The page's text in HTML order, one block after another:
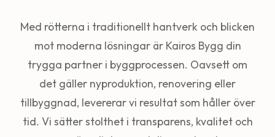
Med rötterna i traditionellt hantverk och blicken
mot moderna lösningar är Kairos Bygg din
trygga partner i byggprocessen. Oavsett om
det gäller nyproduktion, renovering eller
tillbyggnad, levererar vi resultat som håller över
tid. Vi sätter stolthet i transparens, kvalitet och